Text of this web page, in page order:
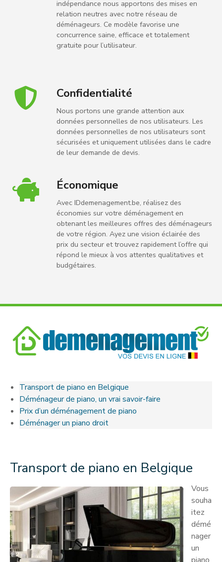
indépendance nous apportons des mises en
relation neutres avec notre réseau de
déménageurs. Ce modèle favorise une
concurrence saine, efficace et totalement
gratuite pour l’utilisateur.
Confidentialité
Nous portons une grande attention aux
données personnelles de nos utilisateurs. Les
données personnelles de nos utilisateurs sont
sécurisées et uniquement utilisées dans le cadre
de leur demande de devis.
Économique
Avec IDdemenagement.be, réalisez des
économies sur votre déménagement en
obtenant les meilleures offres des déménageurs
de votre région. Ayez une vision éclairée des
prix du secteur et trouvez rapidement l’offre qui
répond le mieux à vos attentes qualitatives et
budgétaires.
Transport de piano en Belgique
Déménageur de piano, un vrai savoir-faire
Prix d’un déménagement de piano
Déménager un piano droit
Transport de piano en Belgique
Vous
souha
itez
démé
nager
un